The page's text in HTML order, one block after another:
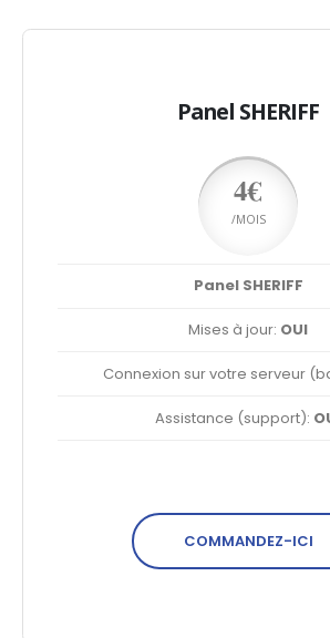
Panel SHERIFF
4€
/MOIS
Panel SHERIFF
Mises à jour: OUI
Connexion sur votre serveur
Assistance (support):
COMMANDEZ-ICI